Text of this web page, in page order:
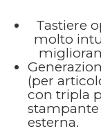
Tastiere
molto
(per
con tripla
esterna.